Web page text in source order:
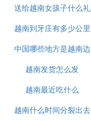
送给越南女孩子什么礼
物
越南到牙庄有多少公里
中国哪些地方是越南边
境
越南发货怎么发
越南最近吃什么
越南什么时间分裂出去